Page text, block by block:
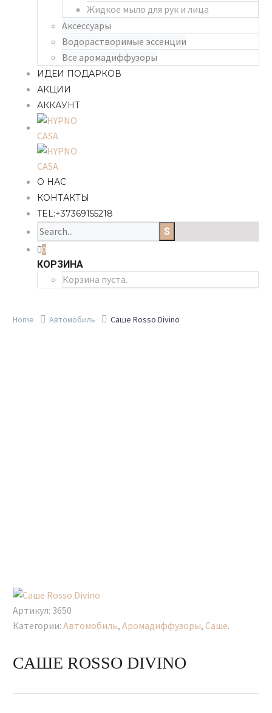
Жидкое мыло для рук и лица
Аксессуары
Водорастворимые эссенции
Все аромадиффузоры
ИДЕИ ПОДАРКОВ
АКЦИИ
АККАУНТ
О НАС
КОНТАКТЫ
TEL:+37369155218
0
КОРЗИНА
Корзина пуста.
Home Автомобиль Саше Rosso Divino
Артикул: 3650
Категории: Автомобиль, Аромадиффузоры, Саше.
САШЕ ROSSO DIVINO